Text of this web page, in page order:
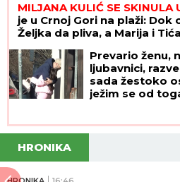
sati će biti u
Dmitrijev: Merc